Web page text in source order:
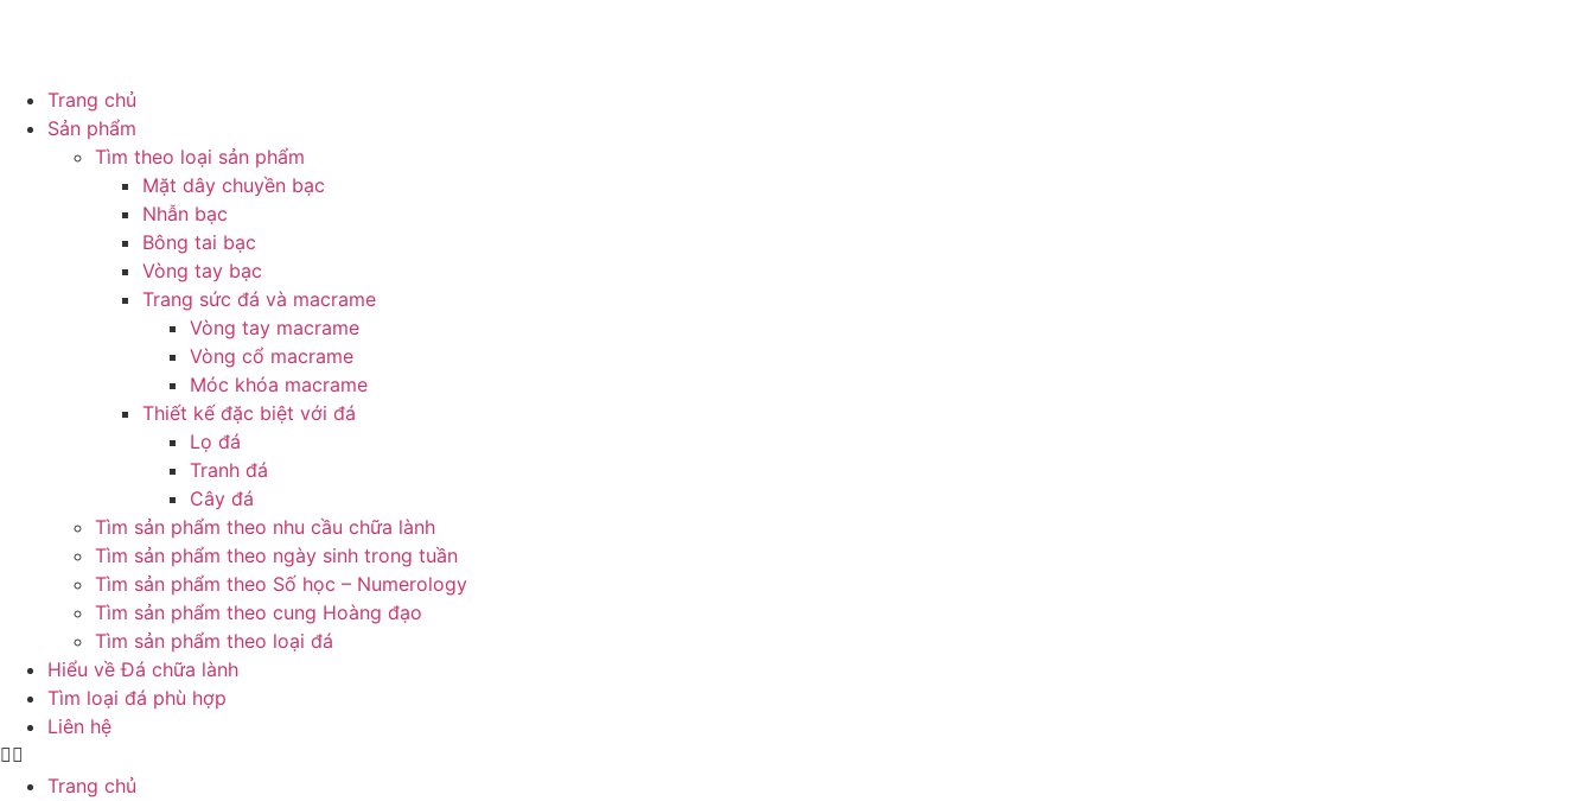
Trang chủ
Sản phẩm
Tìm theo loại sản phẩm
Mặt dây chuyền bạc
Nhẫn bạc
Bông tai bạc
Vòng tay bạc
Trang sức đá và macrame
Vòng tay macrame
Vòng cổ macrame
Móc khóa macrame
Thiết kế đặc biệt với đá
Lọ đá
Tranh đá
Cây đá
Tìm sản phẩm theo nhu cầu chữa lành
Tìm sản phẩm theo ngày sinh trong tuần
Tìm sản phẩm theo Số học – Numerology
Tìm sản phẩm theo cung Hoàng đạo
Tìm sản phẩm theo loại đá
Hiểu về Đá chữa lành
Tìm loại đá phù hợp
Liên hệ
Trang chủ